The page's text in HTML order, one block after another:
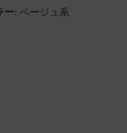
ー: ベージュ系